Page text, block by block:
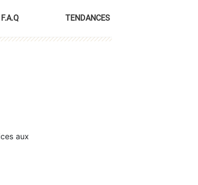
F.A.Q TENDANCES
aux